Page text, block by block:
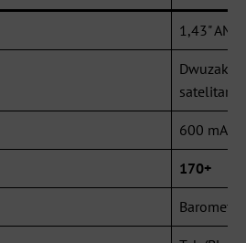
1,43"
600 mAh
170+
Barometr,